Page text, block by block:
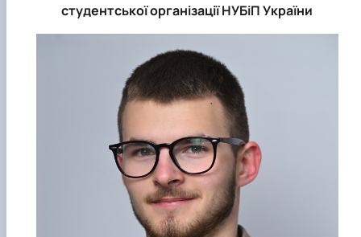
студентської організації НУБіП України